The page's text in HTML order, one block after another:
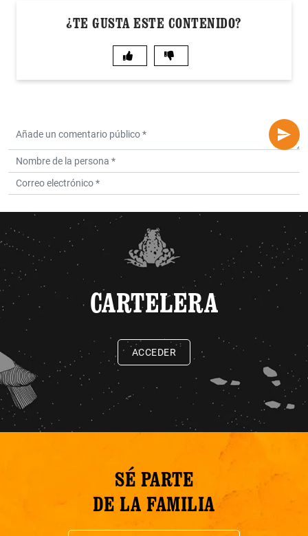
¿TE GUSTA ESTE CONTENIDO?
CARTELERA
ACCEDER
SÉ PARTE
DE LA FAMILIA